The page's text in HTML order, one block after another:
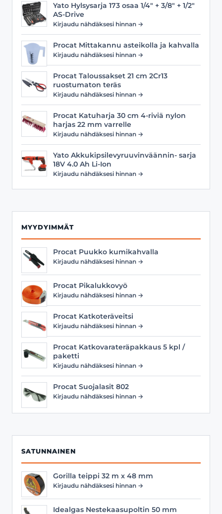
Yato Hylsysarja 173 osaa 1/4" + 3/8" + 1/2"
AS-Drive
Kirjaudu nähdäksesi hinnan →
Procat Mittakannu asteikolla ja kahvalla
Kirjaudu nähdäksesi hinnan →
Procat Taloussakset 21 cm 2Cr13
ruostumaton teräs
Kirjaudu nähdäksesi hinnan →
Procat Katuharja 30 cm 4-riviä nylon
harjas 22 mm varrelle
Kirjaudu nähdäksesi hinnan →
Yato Akkukipsilevyruuvinväännin- sarja
18V 4.0 Ah Li-Ion
Kirjaudu nähdäksesi hinnan →
MYYDYIMMÄT
Procat Puukko kumikahvalla
Kirjaudu nähdäksesi hinnan →
Procat Pikalukkovyö
Kirjaudu nähdäksesi hinnan →
Procat Katkoteräveitsi
Kirjaudu nähdäksesi hinnan →
Procat Katkovarateräpakkaus 5 kpl /
paketti
Kirjaudu nähdäksesi hinnan →
Procat Suojalasit 802
Kirjaudu nähdäksesi hinnan →
SATUNNAINEN
Gorilla teippi 32 m x 48 mm
Kirjaudu nähdäksesi hinnan →
Idealgas Nestekaasupoltin 50 mm